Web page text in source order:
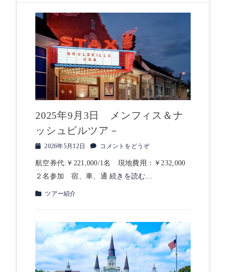
2025年9月3日 メンフィス＆ナ
ッシュビルツア－
投
日
2026年5月12日 コメントをどうぞ
航空券代:￥221,000/1名 現地費用：￥232,000
２名参加 宿、車、通続きを読む…
カ
リ
ー
ツアー紹介